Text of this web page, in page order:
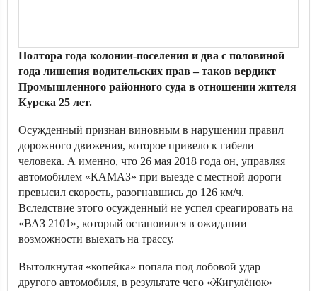
Полтора года колонии-поселения и два с половиной
года лишения водительских прав – таков вердикт
Промышленного районного суда в отношении жителя
Курска 25 лет.
Осужденный признан виновным в нарушении правил
дорожного движения, которое привело к гибели
человека. А именно, что 26 мая 2018 года он, управляя
автомобилем «КАМАЗ» при выезде с местной дороги
превысил скорость, разогнавшись до 126 км/ч.
Вследствие этого осужденный не успел среагировать на
«ВАЗ 2101», который остановился в ожидании
возможности выехать на трассу.
Вытолкнутая «копейка» попала под лобовой удар
другого автомобиля, в результате чего «Жигулёнок»